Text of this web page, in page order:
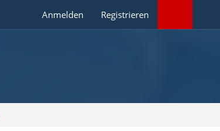
Anmelden Registrieren